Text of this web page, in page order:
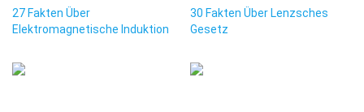
27 Fakten Über
Elektromagnetische Induktion
30 Fakten Über Lenzsches
Gesetz